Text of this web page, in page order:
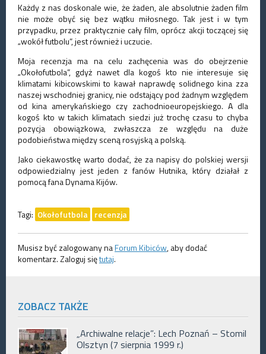
Każdy z nas doskonale wie, że żaden, ale absolutnie żaden film
nie może obyć się bez wątku miłosnego. Tak jest i w tym
przypadku, przez praktycznie cały film, oprócz akcji toczącej się
„wokół futbolu”, jest również i uczucie.
Moja recenzja ma na celu zachęcenia was do obejrzenie
„Okołofutbola”, gdyż nawet dla kogoś kto nie interesuje się
klimatami kibicowskimi to kawał naprawdę solidnego kina zza
naszej wschodniej granicy, nie odstający pod żadnym względem
od kina amerykańskiego czy zachodnioeuropejskiego. A dla
kogoś kto w takich klimatach siedzi już trochę czasu to chyba
pozycja obowiązkowa, zwłaszcza ze względu na duże
podobieństwa między sceną rosyjską a polską.
Jako ciekawostkę warto dodać, że za napisy do polskiej wersji
odpowiedzialny jest jeden z fanów Hutnika, który działał z
pomocą fana Dynama Kijów.
Tagi: Okołofutbola recenzja
Musisz być zalogowany naForum Kibiców, aby dodać
komentarz. Zaloguj siętutaj.
ZOBACZ TAKŻE
„Archiwalne relacje”: Lech Poznań – Stomil
Olsztyn (7 sierpnia 1999 r.)